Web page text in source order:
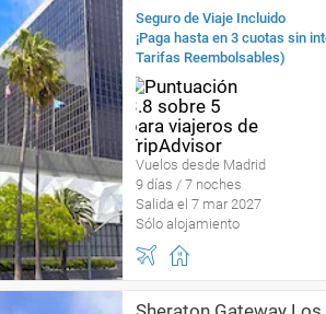
Seguro de Viaje Incluido
¡Paga hasta en 3 cuotas sin
Tarifas Reembolsables)
Vuelos desde Madrid
9 días / 7 noches
Salida el 7 mar 2027
Sólo alojamiento